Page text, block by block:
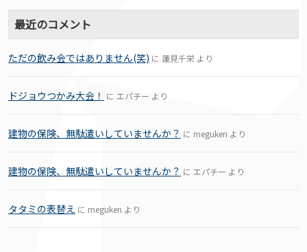
最近のコメント
ただの飲み会ではありません(笑) に 蓮見千栄 より
ドジョウつかみ大会！ に エパチー より
建物の保険、無駄遣いしていませんか？ に meguken より
建物の保険、無駄遣いしていませんか？ に エパチー より
タタミの表替え に meguken より